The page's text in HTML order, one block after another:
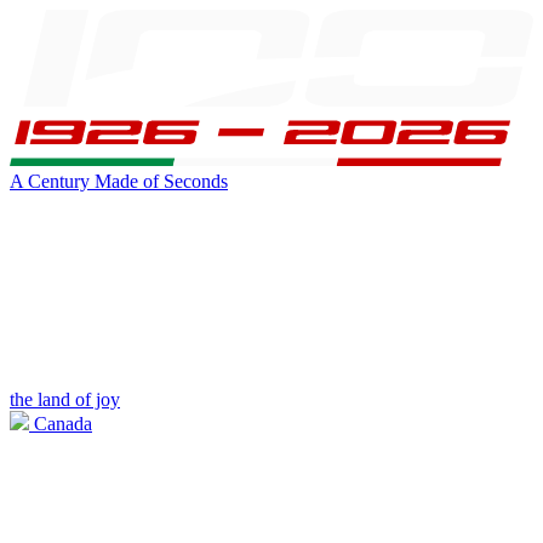
A Century Made of Seconds
the land of joy
Canada